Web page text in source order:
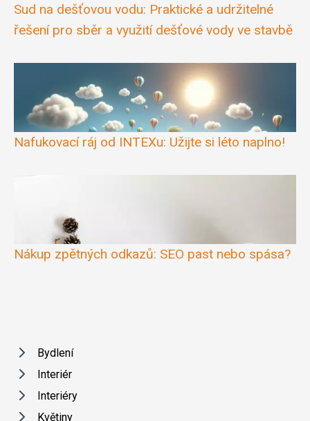
Sud na dešťovou vodu: Praktické a udržitelné
řešení pro sběr a využití dešťové vody ve stavbě
Nafukovací ráj od INTEXu: Užijte si léto naplno!
Nákup zpětných odkazů: SEO past nebo spása?
Bydlení
Interiér
Interiéry
Květiny